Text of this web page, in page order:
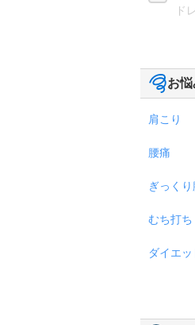
ド
お
肩こり
腰痛
ぎっくり
むち打ち
ダイエッ